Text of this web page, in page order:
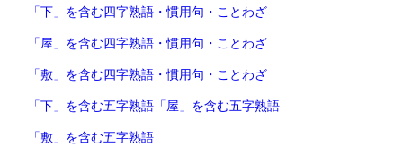
「下」を含む四字熟語・慣用句・ことわざ
「屋」を含む四字熟語・慣用句・ことわざ
「敷」を含む四字熟語・慣用句・ことわざ
「下」を含む五字熟語 「屋」を含む五字熟語
「敷」を含む五字熟語